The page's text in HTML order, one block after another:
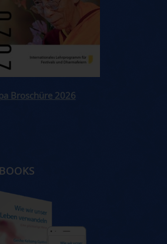
Broschüre 2026